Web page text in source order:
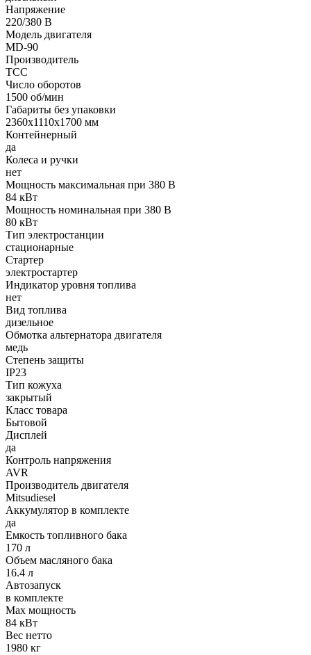
Напряжение
220/380 В
Модель двигателя
MD-90
Производитель
ТСС
Число оборотов
1500 об/мин
Габариты без упаковки
2360х1110х1700 мм
Контейнерный
да
Колеса и ручки
нет
Мощность максимальная при 380 В
84 кВт
Мощность номинальная при 380 В
80 кВт
Тип электростанции
стационарные
Стартер
электростартер
Индикатор уровня топлива
нет
Вид топлива
дизельное
Обмотка альтернатора двигателя
медь
Степень защиты
IP23
Тип кожуха
закрытый
Класс товара
Бытовой
Дисплей
да
Контроль напряжения
AVR
Производитель двигателя
Mitsudiesel
Аккумулятор в комплекте
да
Емкость топливного бака
170 л
Объем масляного бака
16.4 л
Автозапуск
в комплекте
Max мощность
84 кВт
Вес нетто
1980 кг